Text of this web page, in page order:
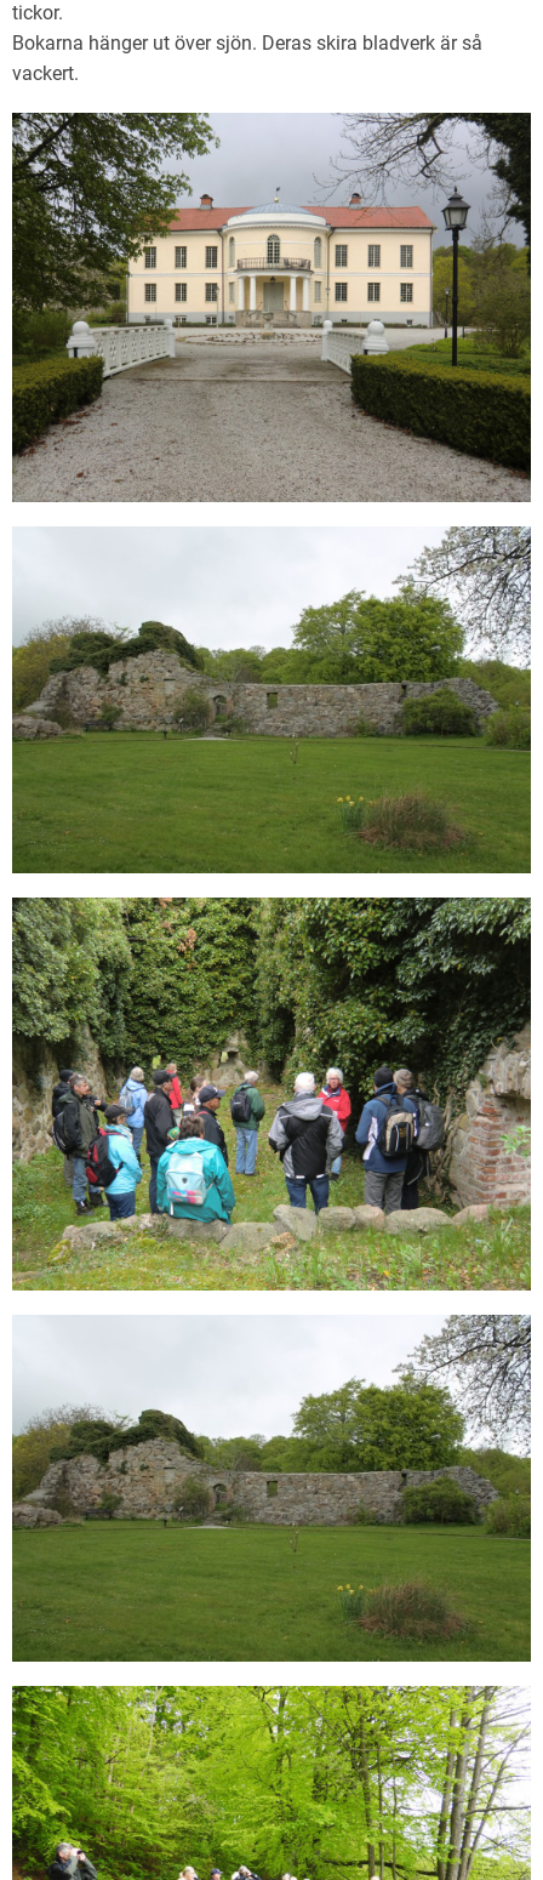
tickor.
Bokarna hänger ut över sjön. Deras skira bladverk är så
vackert.